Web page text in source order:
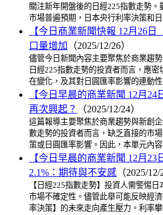
關注新年開盤後的日經225指數走勢
市場普遍預期，日本央行利率決策和
【今日商業新聞快報 12月26
口量增加
（2025/12/26）
儘管今日新聞內容主要聚焦於商業趨
日經225指數走勢的投資者而言，應
在變化，及其對日圓匯率影響的連動
【今日早晨的商業新聞 12月
再次興起？
（2025/12/24）
這篇報導主要聚焦於商業趨勢與新創
數走勢的投資者而言，缺乏直接的市
策或日圓匯率影響。因此，本單元內
【今日早晨的商業新聞 12月23
2.1%：期待與不安感 （2025/12/
【日經225指數走勢】投資人需警惕
市場不確定性。儘管此舉可能反映經
率決策】的未來走向產生壓力。利率